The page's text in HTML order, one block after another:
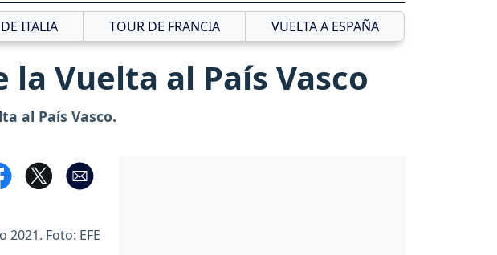
ITALIA TOUR DE FRANCIA VUELTA A ESPAÑA
Vuelta al País Vasco
al País Vasco.
Foto: EFE